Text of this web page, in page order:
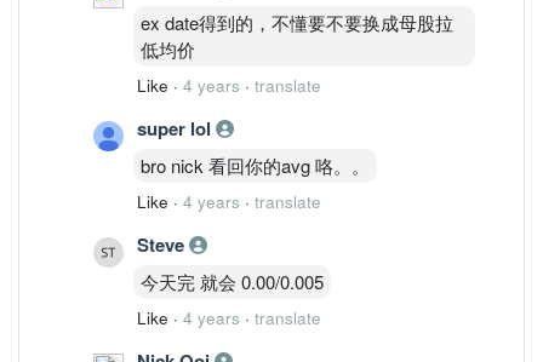
ex date得到的，不懂要不要换成母股拉
低均价
Like · 4 years · translate
super lol
bro nick 看回你的avg 咯。。
Like · 4 years · translate
Steve
今天完 就会 0.00/0.005
Like · 4 years · translate